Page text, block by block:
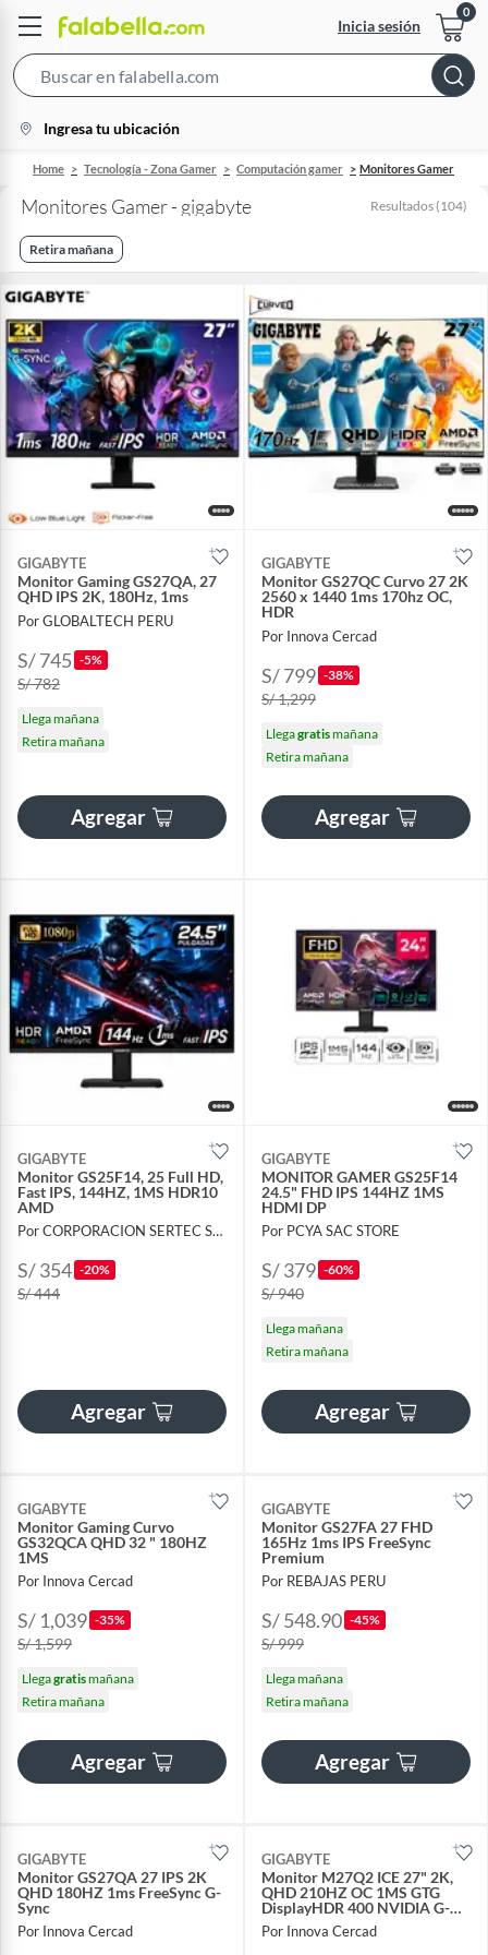
Inicia sesión
Bar
location-
icon
Ingresa tu ubicación
Home Tecnología - Zona Gamer Computación gamer Monitores Gamer
Monitores Gamer - gigabyte Resultados (104)
Retira mañana
GIGABYTE
Monitor Gaming GS27QA, 27
QHD IPS 2K, 180Hz, 1ms
Por GLOBALTECH PERU
S/ 745 -5%
S/ 782
Llega mañana
Retira mañana
Agregar
GIGABYTE
Monitor GS27QC Curvo 27 2K
2560 x 1440 1ms 170hz OC,
HDR
Por Innova Cercad
S/ 799 -38%
S/ 1,299
Llegagratismañana
Retira mañana
Agregar
GIGABYTE
Monitor GS25F14, 25 Full HD,
Fast IPS, 144HZ, 1MS HDR10
AMD
Por CORPORACION SERTEC SAC
S/ 354 -20%
S/ 444
Agregar
GIGABYTE
MONITOR GAMER GS25F14
24.5" FHD IPS 144HZ 1MS
HDMI DP
Por PCYA SAC STORE
S/ 379 -60%
S/ 940
Llega mañana
Retira mañana
Agregar
GIGABYTE
Monitor Gaming Curvo
GS32QCA QHD 32 " 180HZ
1MS
Por Innova Cercad
S/ 1,039 -35%
S/ 1,599
Llegagratismañana
Retira mañana
Agregar
GIGABYTE
Monitor GS27FA 27 FHD
165Hz 1ms IPS FreeSync
Premium
Por REBAJAS PERU
S/ 548.90 -45%
S/ 999
Llega mañana
Retira mañana
Agregar
GIGABYTE
Monitor GS27QA 27 IPS 2K
QHD 180HZ 1ms FreeSync G-
Sync
Por Innova Cercad
GIGABYTE
Monitor M27Q2 ICE 27" 2K,
QHD 210HZ OC 1MS GTG
DisplayHDR 400 NVIDIA G-
SYNC
Por Innova Cercad